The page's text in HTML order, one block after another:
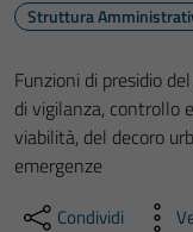
Struttura
Funzioni di presidio
di vigilanza, controllo
viabilità, del decoro
emergenze
Condividi